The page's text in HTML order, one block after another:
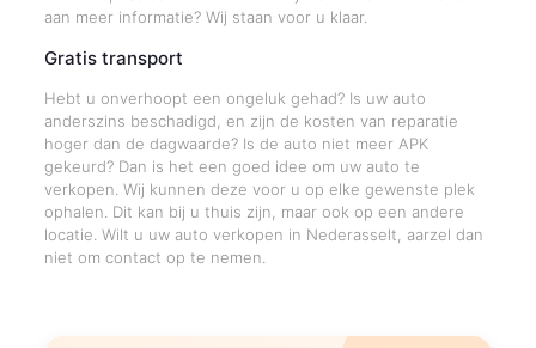
aan meer informatie? Wij staan voor u klaar.
Gratis transport
Hebt u onverhoopt een ongeluk gehad? Is uw auto
anderszins beschadigd, en zijn de kosten van reparatie
hoger dan de dagwaarde? Is de auto niet meer APK
gekeurd? Dan is het een goed idee om uw auto te
verkopen. Wij kunnen deze voor u op elke gewenste plek
ophalen. Dit kan bij u thuis zijn, maar ook op een andere
locatie. Wilt u uw auto verkopen in Nederasselt, aarzel dan
niet om contact op te nemen.